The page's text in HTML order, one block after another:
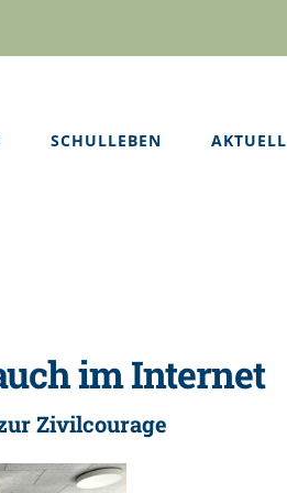
SCHULLEBEN AKTUELL
im Internet
Zivilcourage